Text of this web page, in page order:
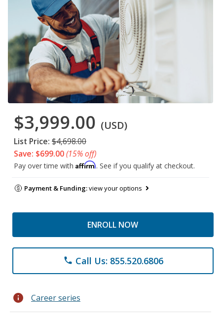
$3,999.00 (USD)
List Price: $4,698.00
Save: $699.00(15% off)
Pay over time with Affirm. See if you qualify at checkout.
Payment & Funding:view your options
ENROLL NOW
phone Call Us: 855.520.6806
info Career series